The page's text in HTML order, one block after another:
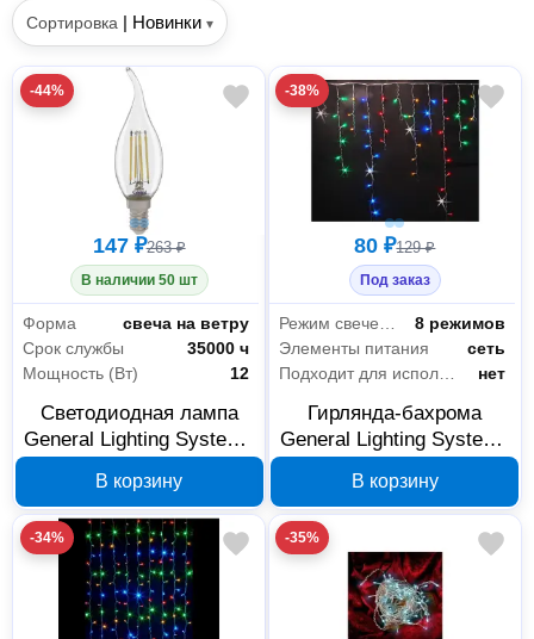
Сортировка | Новинки ▾
-44%
147 ₽263 ₽
В наличии 50 шт
Форма
свеча на ветру
Срок службы
35000 ч
Мощность (Вт)
12
Светодиодная лампа
General Lighting Systems
E14-6500 E14 12 Вт
661004
В корзину
-38%
80 ₽129 ₽
Под заказ
8 режимов
Элементы питания
сеть
Подходит для использования на улице
нет
Гирлянда-бахрома
General Lighting Systems
FL-RGB 530026
В корзину
-34% -35%